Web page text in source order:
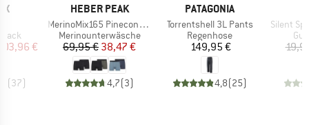
Preis
€
(37)
MARKE
HEBER PEAK
Artikel
MerinoMix165 PineconeHe. Boxer 2-Pack
Produktgruppe
Merinounterwäsche
Preis
69,95 €reduzierter Preis
38,47 €
4,7(3)
MARKE
PATAGONIA
Artikel
Torrentshell 3L Pants
Produktgruppe
Regenhose
Preis
149,95 €
4,8(25)
Artikel
Silent